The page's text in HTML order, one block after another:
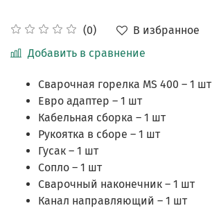
(0)
В избранное
Добавить в сравнение
Сварочная горелка MS 400 – 1 шт
Евро адаптер – 1 шт
Кабельная сборка – 1 шт
Рукоятка в сборе – 1 шт
Гусак – 1 шт
Сопло – 1 шт
Сварочный наконечник – 1 шт
Канал направляющий – 1 шт